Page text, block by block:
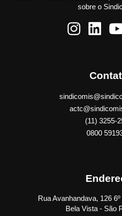
sobre o
(11) 3255-
0800
Rua Avanhandava, 126
Bela Vista - São